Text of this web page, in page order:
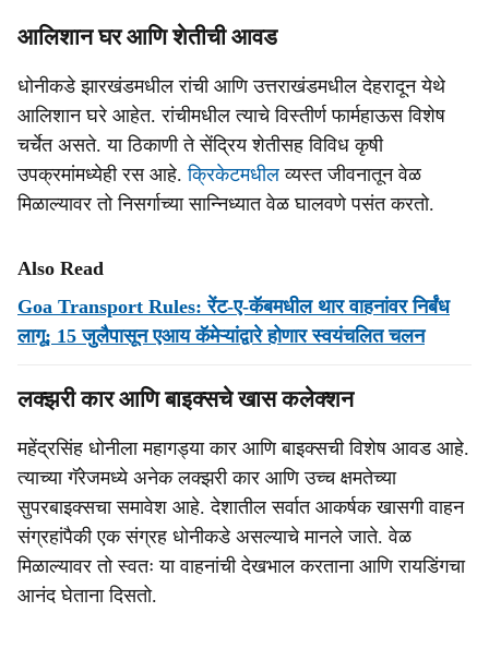
आलिशान घर आणि शेतीची आवड
धोनीकडे झारखंडमधील रांची आणि उत्तराखंडमधील देहरादून येथे
आलिशान घरे आहेत. रांचीमधील त्याचे विस्तीर्ण फार्महाऊस विशेष
चर्चेत असते. या ठिकाणी ते सेंद्रिय शेतीसह विविध कृषी
उपक्रमांमध्येही रस आहे.क्रिकेटमधीलव्यस्त जीवनातून वेळ
मिळाल्यावर तो निसर्गाच्या सान्निध्यात वेळ घालवणे पसंत करतो.
Also Read
Goa Transport Rules: रेंट-ए-कॅबमधील थार वाहनांवर निर्बंध
लागू; 15 जुलैपासून एआय कॅमेऱ्यांद्वारे होणार स्वयंचलित चलन
लक्झरी कार आणि बाइक्सचे खास कलेक्शन
महेंद्रसिंह धोनीला महागड्या कार आणि बाइक्सची विशेष आवड आहे.
त्याच्या गॅरेजमध्ये अनेक लक्झरी कार आणि उच्च क्षमतेच्या
सुपरबाइक्सचा समावेश आहे. देशातील सर्वात आकर्षक खासगी वाहन
संग्रहांपैकी एक संग्रह धोनीकडे असल्याचे मानले जाते. वेळ
मिळाल्यावर तो स्वतः या वाहनांची देखभाल करताना आणि रायडिंगचा
आनंद घेताना दिसतो.